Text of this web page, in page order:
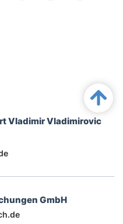
B
u
tt
o
n
T
e
xt
Vladimir Vladimirovic
GmbH